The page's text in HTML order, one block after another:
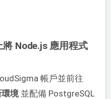
Node.js 應用程式
帳戶並前往
環境並配備 PostgreSQL